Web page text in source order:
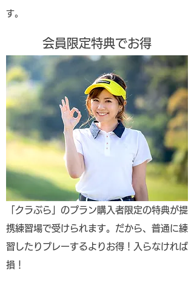
す。
会員限定特典でお得
​「クラぶら」のプラン購入者限定の特典が提
携練習場で受けられます。だから、普通に練
習したりプレーするよりお得！入らなければ
損！